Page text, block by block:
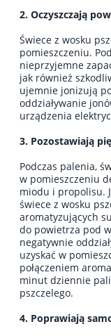
2. Oczyszczają
Świece z wosku
pomieszczeniu.
nieprzyjemne
jak również
ujemnie jonizują
oddziaływanie
urządzenia
3. Pozostawiają
Podczas palenia,
w pomieszczeniu
miodu i propolisu.
świece z wosku
aromatyzujących
do powietrza pod
negatywnie
uzyskać w
połączeniem
minut dziennie
pszczelego.
4. Poprawiają